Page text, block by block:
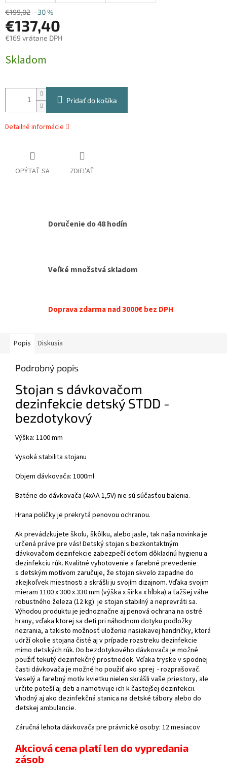
€199,02 –30 %
€137,40
€169 vrátane DPH
cena:
Skladom
Pridať do košíka
Detailné informácie
OPÝTAŤ SA ZDIEĽAŤ
Doručenie do 48 hodín
Veľké množstvá skladom
Doprava zdarma nad 3000€ bez DPH
Popis Diskusia
Podrobný popis
Stojan s dávkovačom
dezinfekcie detský STDD -
bezdotykový
Výška: 1100 mm
Vysoká stabilita stojanu
Objem dávkovača: 1000ml
Batérie do dávkovača (4xAA 1,5V) nie sú súčasťou balenia.
Hrana poličky je prekrytá penovou ochranou.
Ak prevádzkujete školu, škôlku, alebo jasle, tak naša novinka je
určená práve pre vás! Detský stojan s bezkontaktným
dávkovačom dezinfekcie zabezpečí deťom dôkladnú hygienu a
dezinfekciu rúk. Kvalitné vyhotovenie a farebné prevedenie
s detským motívom zaručuje, že stojan skvelo zapadne do
akejkoľvek miestnosti a skrášli ju svojím dizajnom. Vďaka svojim
mieram 1100 x 300 x 330 mm (výška x šírka x hĺbka) a ťažšej váhe
robustného železa (12 kg) je stojan stabilný a neprevráti sa.
Výhodou produktu je jednoznačne aj penová ochrana na ostré
hrany, vďaka ktorej sa deti pri náhodnom dotyku podložky
nezrania, a takisto možnosť uloženia nasiakavej handričky, ktorá
udrží okolie stojana čisté aj v prípade rozstreku dezinfekcie
mimo detských rúk. Do bezdotykového dávkovača je možné
použiť tekutý dezinfekčný prostriedok. Vďaka tryske v spodnej
časti dávkovača je možné ho použiť ako sprej - rozprašovač.
Veselý a farebný motív kvietku nielen skrášli vaše priestory, ale
určite poteší aj deti a namotivuje ich k častejšej dezinfekcii.
Vhodný aj ako dezinfekčná stanica na detské tábory alebo do
detskej ambulancie.
Záručná lehota dávkovača pre právnické osoby: 12 mesiacov
Akciová cena platí len do vypredania
zásob